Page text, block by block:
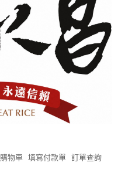
購物車 填寫付款單 訂單查詢